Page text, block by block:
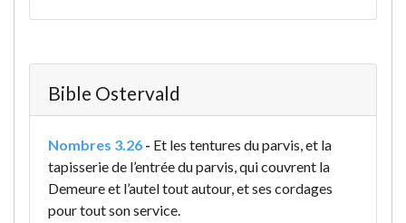
Bible Ostervald
Nombres 3.26 - Et les tentures du parvis, et la
tapisserie de l’entrée du parvis, qui couvrent la
Demeure et l’autel tout autour, et ses cordages
pour tout son service.